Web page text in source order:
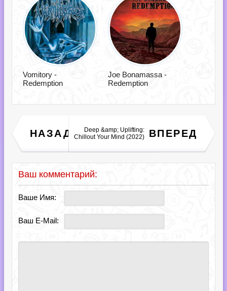
Vomitory -
Redemption
Joe Bonamassa -
Redemption
НАЗАД Good Feeling 10s (2022) ВПЕРЕД
Deep &amp; Uplifting:
Chillout Your Mind (2022)
Ваш комментарий:
Ваше Имя:
Ваш E-Mail: